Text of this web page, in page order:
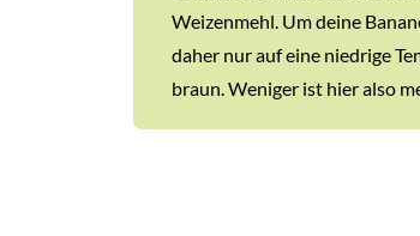
Weizenmehl. Um deine
daher nur auf eine niedrige
braun. Weniger ist hier also